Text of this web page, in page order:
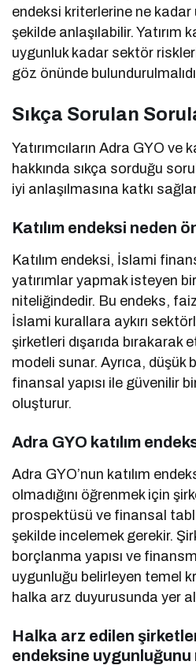
endeksi kriterlerine ne
şekilde anlaşılabilir. Yatırım
uygunluk kadar sektör
göz önünde
Sıkça Sorulan
Yatırımcıların Adra GYO ve
hakkında sıkça sorduğu
iyi anlaşılmasına katkı
Katılım endeksi neden
Katılım endeksi, İslami
yatırımlar yapmak isteyen
niteliğindedir. Bu endeks,
İslami kurallara aykırı
şirketleri dışarıda
modeli sunar. Ayrıca, düşük
finansal yapısı ile güvenilir
oluşturur.
Adra GYO katılım
Adra GYO’nun katılım
olmadığını öğrenmek için
prospektüsü ve finansal
şekilde incelemek gerekir.
borçlanma yapısı ve
uygunluğu belirleyen temel
halka arz duyurusunda yer
Halka arz edilen
endeksine uygunluğunu